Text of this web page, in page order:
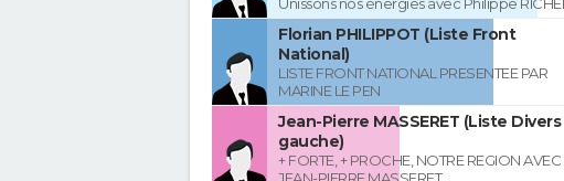
Florian PHILIPPOT (Liste Front
National)
LISTE FRONT NATIONAL PRESENTEE PAR
MARINE LE PEN
Jean-Pierre MASSERET (Liste Divers
gauche)
+ FORTE, + PROCHE, NOTRE REGION AVEC